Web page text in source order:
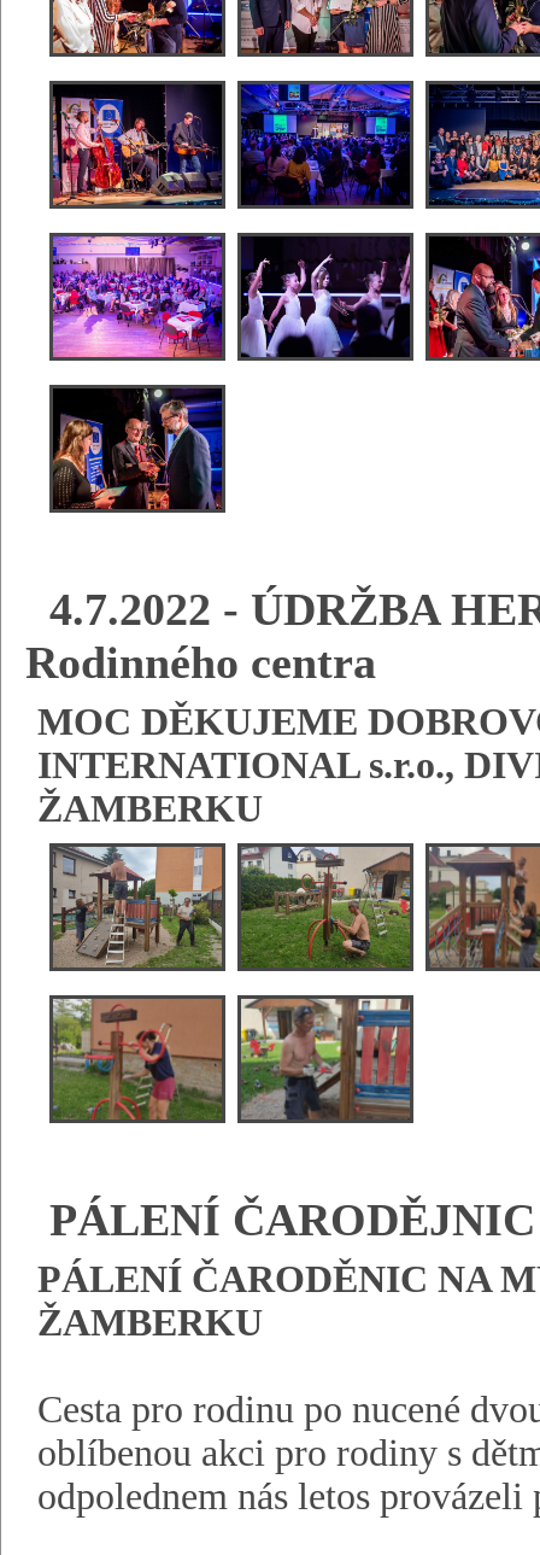
4.7.2022 - ÚDRŽBA
Rodinného centra
MOC DĚKUJEME
INTERNATIONAL s.r.o.,
ŽAMBERKU
PÁLENÍ ČARODĚJNIC
PÁLENÍ ČARODĚNIC NA
ŽAMBERKU
Cesta pro rodinu po nucené
oblíbenou akci pro rodiny s
odpolednem nás letos provázeli